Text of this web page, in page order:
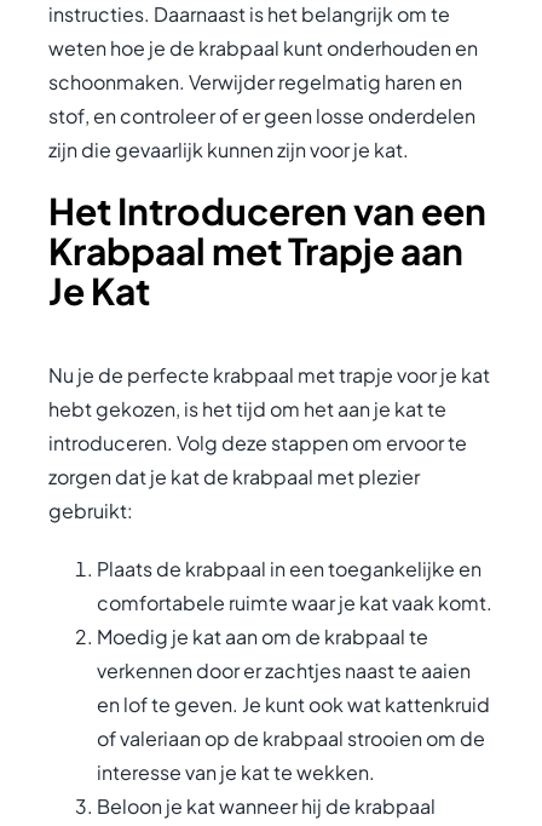
instructies. Daarnaast is het belangrijk om te
weten hoe je de krabpaal kunt onderhouden en
schoonmaken. Verwijder regelmatig haren en
stof, en controleer of er geen losse onderdelen
zijn die gevaarlijk kunnen zijn voor je kat.
Het Introduceren van een
Krabpaal met Trapje aan
Je Kat
Nu je de perfecte krabpaal met trapje voor je kat
hebt gekozen, is het tijd om het aan je kat te
introduceren. Volg deze stappen om ervoor te
zorgen dat je kat de krabpaal met plezier
gebruikt:
Plaats de krabpaal in een toegankelijke en
comfortabele ruimte waar je kat vaak komt.
Moedig je kat aan om de krabpaal te
verkennen door er zachtjes naast te aaien
en lof te geven. Je kunt ook wat kattenkruid
of valeriaan op de krabpaal strooien om de
interesse van je kat te wekken.
Beloon je kat wanneer hij de krabpaal